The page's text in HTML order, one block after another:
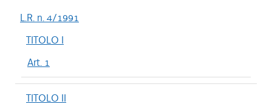
L.R. n. 4/1991
TITOLO I
Art. 1
TITOLO II